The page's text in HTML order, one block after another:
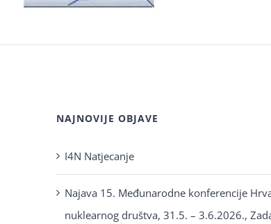
NAJNOVIJE OBJAVE
I4N Natjecanje
Najava 15. Međunarodne konferencije
nuklearnog društva, 31.5. – 3.6.2026.,